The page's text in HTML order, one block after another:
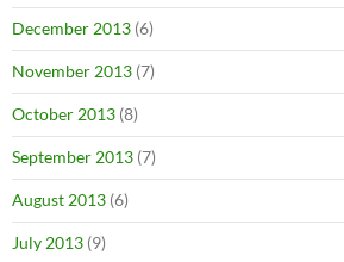
December 2013 (6)
November 2013 (7)
October 2013 (8)
September 2013 (7)
August 2013 (6)
July 2013 (9)